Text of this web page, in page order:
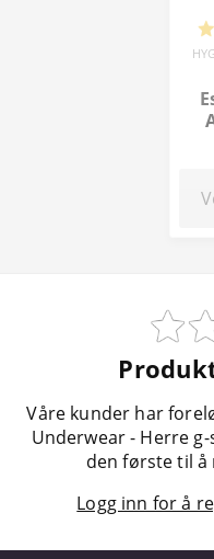
Våre kunder har
Underwear - Herre
den første til
Logg inn for å